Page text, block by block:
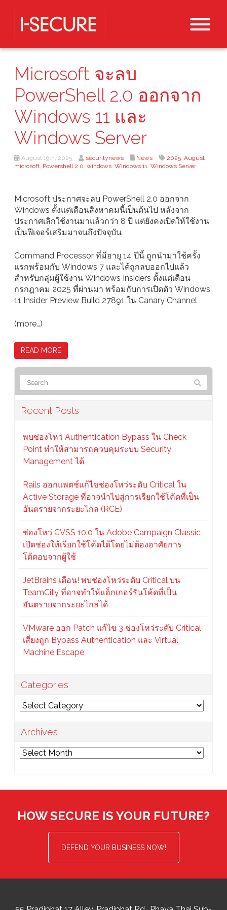
Microsoft จะลบ
PowerShell 2.0 ออกจาก
Windows 11 และ
Windows Server
August 19th, 2025 securitynews News 2025, August,
microsoft, Powershell 2.0, windows, Windows 11, Windows Server
Microsoft ประกาศจะลบ PowerShell 2.0 ออกจาก
Windows ตั้งแต่เดือนสิงหาคมนี้เป็นต้นไป หลังจาก
ประกาศเลิกใช้งานมาแล้วกว่า 8 ปี แต่ยังคงเปิดให้ใช้งาน
เป็นฟีเจอร์เสริมมาจนถึงปัจจุบัน
Command Processor ที่มีอายุ 14 ปีนี้ ถูกนำมาใช้ครั้ง
แรกพร้อมกับ Windows 7 และได้ถูกลบออกไปแล้ว
สำหรับกลุ่มผู้ใช้งาน Windows Insiders ตั้งแต่เดือน
กรกฎาคม 2025 ที่ผ่านมา พร้อมกับการเปิดตัว Windows
11 Insider Preview Build 27891 ใน Canary Channel
(more…)
READ MORE
Recent Posts
พบช่องโหว่ Authentication Bypass ใน Check
Point ทำให้สามารถควบคุมระบบ Security
Management ได้
Rails ออกแพตช์แก้ไขช่องโหว่ระดับ Critical ใน
Active Storage ที่อาจนำไปสู่การเรียกใช้โค้ดที่เป็น
อันตรายจากระยะไกล (RCE)
ช่องโหว่ CVSS 10.0 ใน Adobe Campaign Classic
เปิดช่องให้เรียกใช้โค้ดได้โดยไม่ต้องอาศัยการ
โต้ตอบจากผู้ใช้
JetBrains เตือน! พบช่องโหว่ระดับ Critical บน
TeamCity ที่อาจทำให้แฮ็กเกอร์รันโค้ดที่เป็น
อันตรายจากระยะไกลได้
VMware ออก Patch แก้ไข 3 ช่องโหว่ระดับ Critical
เสี่ยงถูก Bypass Authentication และ Virtual
Machine Escape
Categories
Categories
Archives
Archives
HOW SECURE IS YOUR FUTURE?
DEFEND YOUR BUSINESS NOW!